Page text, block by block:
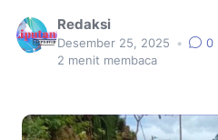
Redaksi
Desember 25, 2025 •
0
2 menit membaca